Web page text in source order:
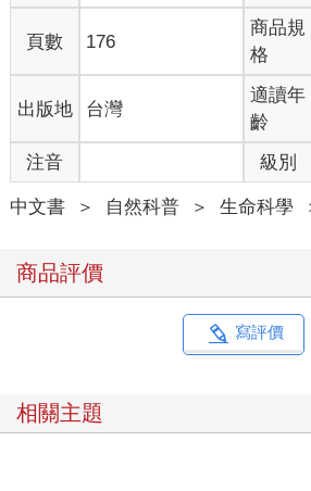
頁數 176
商品規
格
出版地 台灣
適讀年
齡
注音 級別
中文書 ＞ 自然科普 ＞ 生命科學
商品評價
寫評價
相關主題